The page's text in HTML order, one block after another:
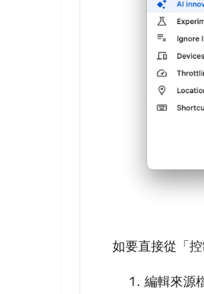
如要直接從「
編輯來源